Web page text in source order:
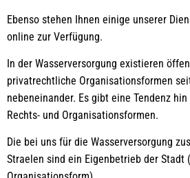
Ebenso stehen Ihnen einige unserer
online zur Verfügung.
In der Wasserversorgung existieren
privatrechtliche Organisationsformen
nebeneinander. Es gibt eine Tendenz
Rechts- und Organisationsformen.
Die bei uns für die Wasserversorgung
Straelen sind ein Eigenbetrieb der